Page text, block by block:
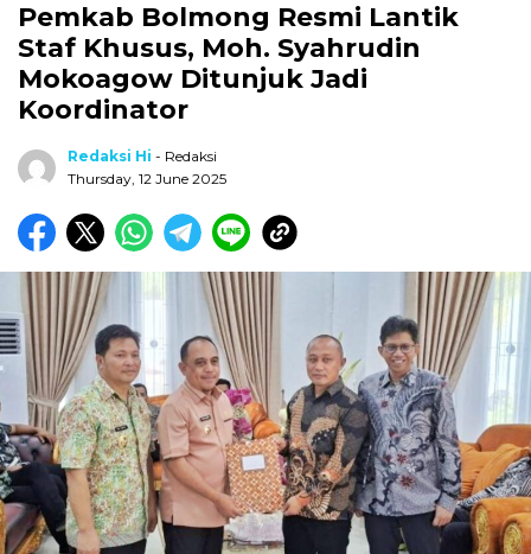
Pemkab Bolmong Resmi Lantik
Staf Khusus, Moh. Syahrudin
Mokoagow Ditunjuk Jadi
Koordinator
Redaksi Hi - Redaksi
Thursday, 12 June 2025